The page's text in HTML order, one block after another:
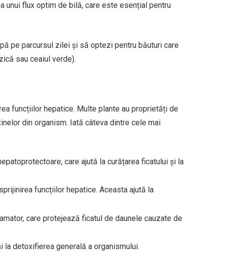
unui flux optim de bilă, care este esențial pentru
pe parcursul zilei și să optezi pentru băuturi care
sau ceaiul verde).
funcțiilor hepatice. Multe plante au proprietăți de
din organism. Iată câteva dintre cele mai
care ajută la curățarea ficatului și la
funcțiilor hepatice. Aceasta ajută la
care protejează ficatul de daunele cauzate de
la detoxifierea generală a organismului.